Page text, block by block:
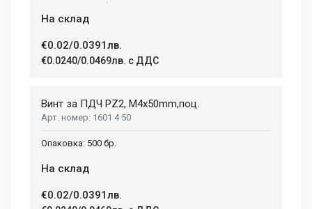
На склад
€0.02/0.0391лв.
€0.0240/0.0469лв. с ДДС
Винт за ПДЧ PZ2, M4x50mm,поц.
1601 4 50
500 бр.
На склад
€0.02/0.0391лв.